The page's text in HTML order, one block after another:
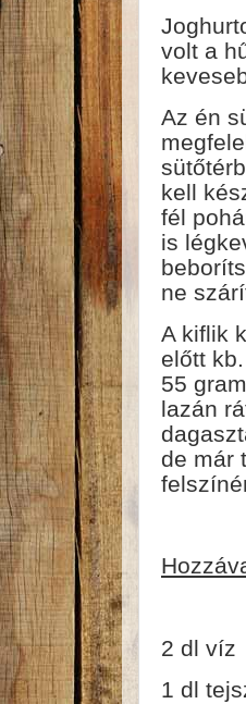
volt a
Az én
kell
fél
is
ne
A kiflik
előtt
55
lazán
de már
2 dl víz
1 dl